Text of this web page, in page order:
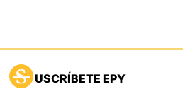
USCRÍBETE EPY